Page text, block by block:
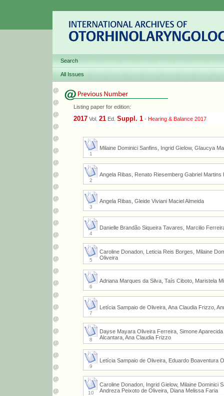
Search
All Issues
Listing paper for edition:
2017 Vol. 21 Ed. Suppl. 1 - Hearing & Balance 2017
1
Milaine Dominici Sanfins, Ingrid Gielow, Glaucya
2
Angela Ribas, Renato Riesemberg Gabriel Martins
3
Angela Ribas, Gleide Viviani Maciel Almeida
4
Danielle Brandão Siqueira Tavares, Marcilio
5
Caroline Donadon, Leticia Reis Borges, Milaine
Oliveira
6
Adriana Marques da Silva, Taís Ciboto, Maristela
7
Letícia Sampaio de Oliveira, Ana Claudia Frizzo,
8
Dayse Mayara Oliveira Ferreira, Simone
Alcantara, Ana Claudia Frizzo
9
Letícia Sampaio de Oliveira, Eduardo Boaventura
10
Caroline Donadon, Ingrid Gielow, Milaine Dominici
Andreza Peixoto de Oliveira, Diana Melissa Faria